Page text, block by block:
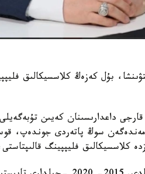
بۇل كەزەڭ كلاسسيكالىق
جاعداي 2008 -جىلعى قارجى داعدارىسىنان كەيىن
سوڭ پاتەردى جوندەپ،
كلاسسيكالىق فليپپينگ